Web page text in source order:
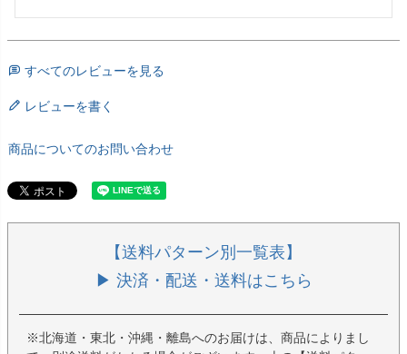
すべてのレビューを見る
レビューを書く
商品についてのお問い合わせ
【送料パターン別一覧表】
▶ 決済・配送・送料はこちら
※北海道・東北・沖縄・離島へのお届けは、商品によりまし